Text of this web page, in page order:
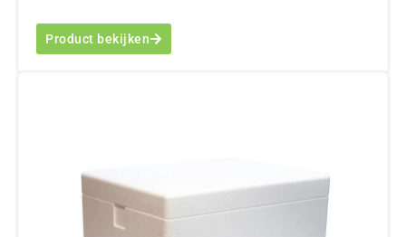
Product bekijken